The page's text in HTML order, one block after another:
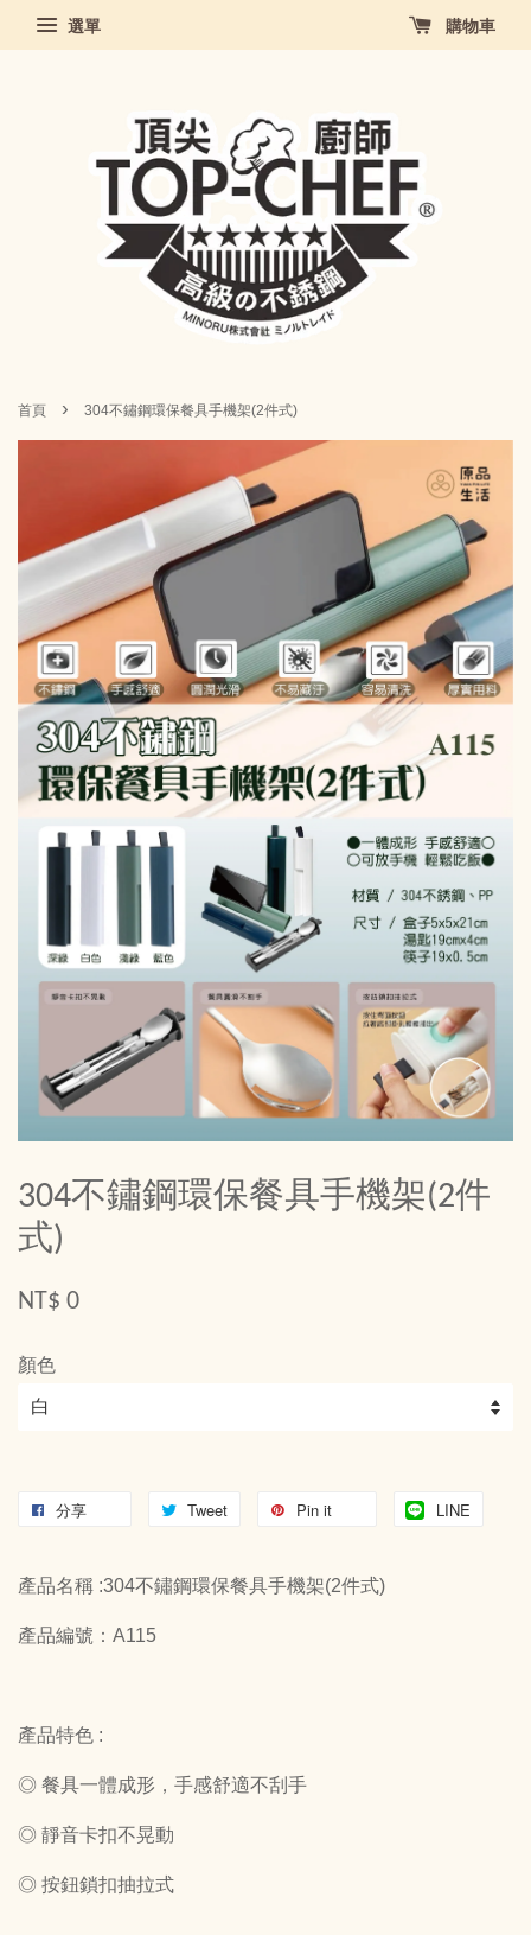
選單 購物車
首頁 › 304不鏽鋼環保餐具手機架(2件式)
304不鏽鋼環保餐具手機架(2件
式)
NT$ 0
顏色
分享 Tweet Pin it LINE
產品名稱 :304不鏽鋼環保餐具手機架(2件式)
產品編號：A115
產品特色 :
◎ 餐具一體成形，手感舒適不刮手
◎ 靜音卡扣不晃動
◎ 按鈕鎖扣抽拉式